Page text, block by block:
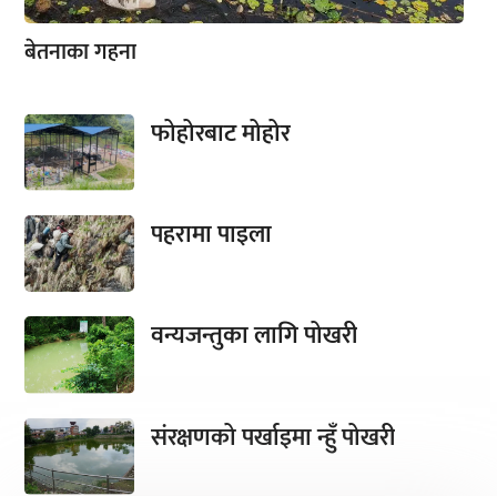
बेतनाका गहना
फोहोरबाट मोहोर
पहरामा पाइला
वन्यजन्तुका लागि पोखरी
संरक्षणको पर्खाइमा न्हुँ पोखरी